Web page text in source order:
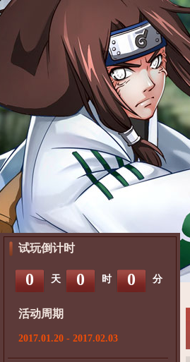
试玩倒计时
0 天 0 时 0 分
活动周期
2017.01.20 - 2017.02.03